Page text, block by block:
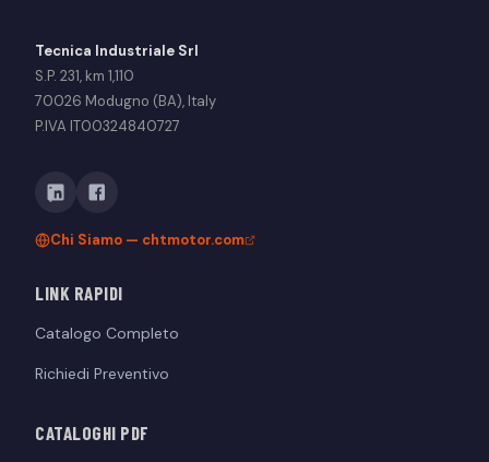
Tecnica Industriale Srl
S.P. 231, km 1,110
70026 Modugno (BA), Italy
P.IVA IT00324840727
Chi Siamo — chtmotor.com
LINK RAPIDI
Catalogo Completo
Richiedi Preventivo
CATALOGHI PDF